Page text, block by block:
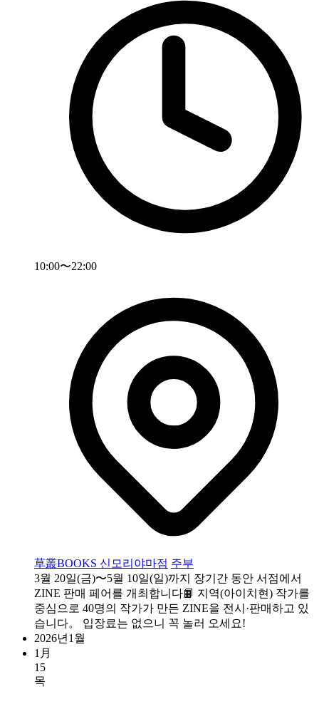
10:00〜22:00
草叢BOOKS 신모리야마점 주부
3월 20일(금)〜5월 10일(일)까지 장기간 동안 서점에서
ZINE 판매 페어를 개최합니다📙 지역(아이치현) 작가를
중심으로 40명의 작가가 만든 ZINE을 전시·판매하고 있
습니다。 입장료는 없으니 꼭 놀러 오세요!
2026년1월
1月
15
목